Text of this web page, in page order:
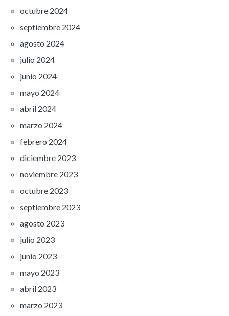
octubre 2024
septiembre 2024
agosto 2024
julio 2024
junio 2024
mayo 2024
abril 2024
marzo 2024
febrero 2024
diciembre 2023
noviembre 2023
octubre 2023
septiembre 2023
agosto 2023
julio 2023
junio 2023
mayo 2023
abril 2023
marzo 2023